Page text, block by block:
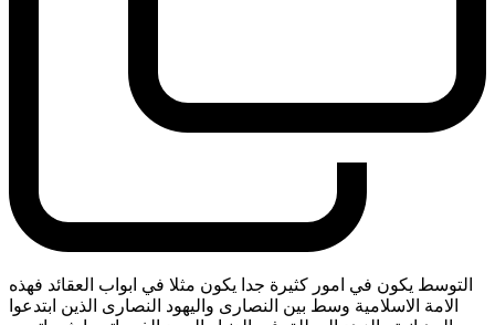
التوسط يكون في امور كثيرة جدا يكون مثلا في ابواب العقائد فهذه
الامة الاسلامية وسط بين النصارى واليهود النصارى الذين ابتدعوا